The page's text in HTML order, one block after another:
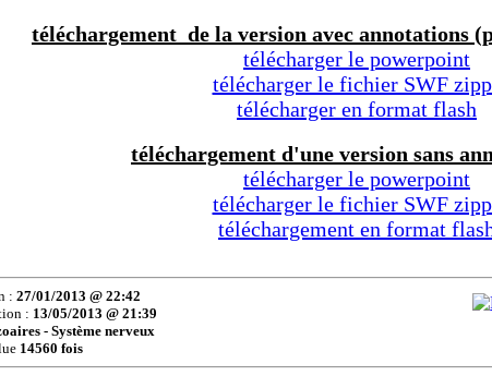
téléchargement de la version avec annotations
télécharger le powerpoint
télécharger le fichier SWF
télécharger en format flash
téléchargement d'une version sans
télécharger le powerpoint
télécharger le fichier SWF
téléchargement en format
: 27/01/2013 @ 22:42
: 13/05/2013 @ 21:39
- Système nerveux
14560 fois